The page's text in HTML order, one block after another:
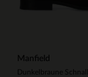
Manfield